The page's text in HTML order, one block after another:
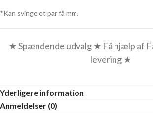
*Kan svinge et par få mm.
★ Spændende udvalg ★ Få hjælp af
levering ★
Yderligere information
Anmeldelser (0)